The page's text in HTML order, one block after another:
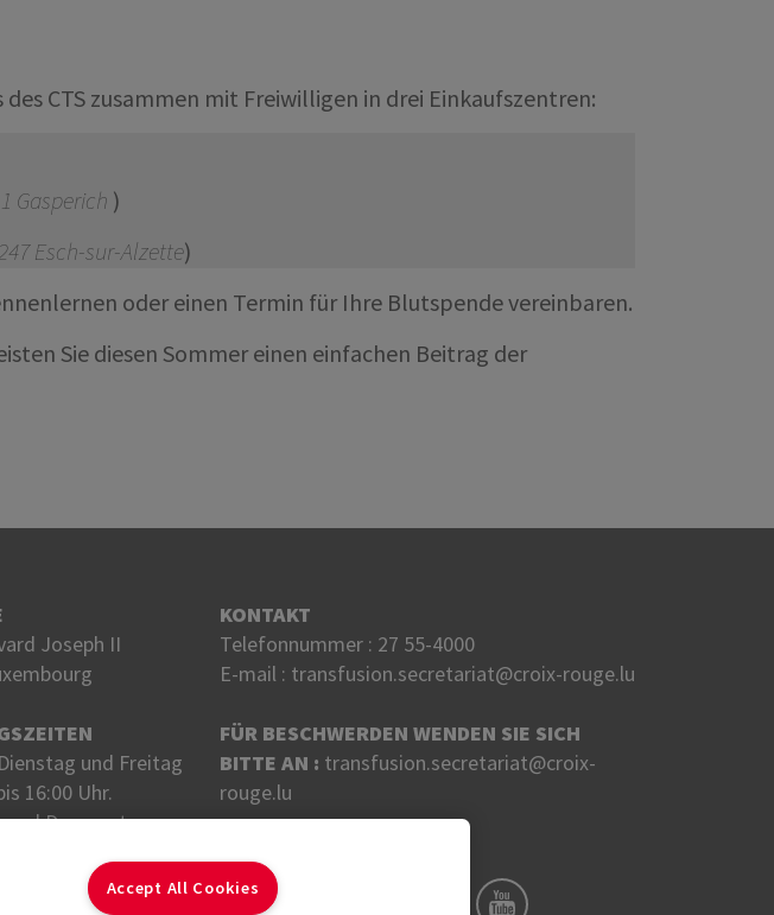
CTS zusammen mit Freiwilligen in drei Einkaufszentren:
Gasperich )
Esch-sur-Alzette)
oder einen Termin für Ihre Blutspende vereinbaren.
Sie diesen Sommer einen einfachen Beitrag der
Joseph II
und Freitag
16:00 Uhr.
Donnerstag
KONTAKT
Telefonnummer : 27 55-4000
E-mail : transfusion.secretariat@croix-rouge.lu
FÜR BESCHWERDEN WENDEN SIE SICH
BITTE AN : transfusion.secretariat@croix-
rouge.lu
Accept All Cookies